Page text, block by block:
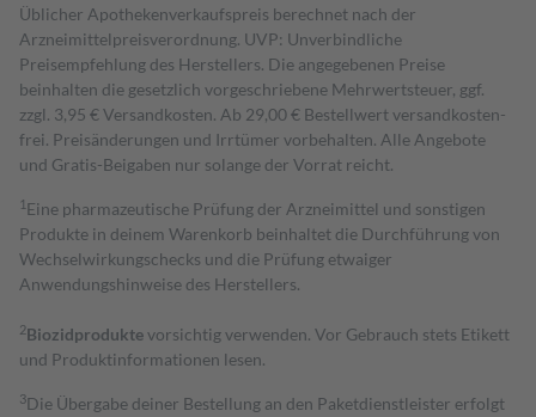
Üblicher Apothekenverkaufspreis berechnet nach der
Arzneimittelpreisverordnung. UVP: Unverbindliche
Preisempfehlung des Herstellers. Die angegebenen Preise
beinhalten die gesetzlich vorgeschriebene Mehrwertsteuer, ggf.
zzgl. 3,95 € Versandkosten. Ab 29,00 € Bestell­wert versand­kosten­
frei. Preisänderungen und Irrtümer vorbehalten. Alle Angebote
und Gratis-Beigaben nur solange der Vorrat reicht.
1 Eine pharmazeutische Prüfung der Arzneimittel und sonstigen
Produkte in deinem Warenkorb beinhaltet die Durchführung von
Wechselwirkungschecks und die Prüfung etwaiger
Anwendungshinweise des Herstellers.
2Biozidproduktevorsichtig verwenden. Vor Gebrauch stets Etikett
und Produktinformationen lesen.
3Die Übergabe deiner Bestellung an den Paketdienstleister erfolgt